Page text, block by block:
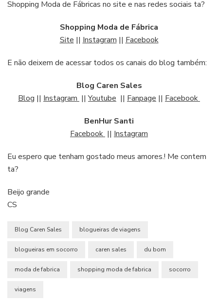
Shopping Moda de Fábricas no site e nas redes sociais ta?
Shopping Moda de Fábrica
Site || Instagram || Facebook
E não deixem de acessar todos os canais do blog também:
Blog Caren Sales
Blog || Instagram ||Youtube || Fanpage || Facebook
BenHur Santi
Facebook || Instagram
Eu espero que tenham gostado meus amores.! Me contem
ta?
Beijo grande
CS
Blog Caren Sales blogueiras de viagens
blogueiras em socorro caren sales du bom
moda de fabrica shopping moda de fabrica socorro
viagens